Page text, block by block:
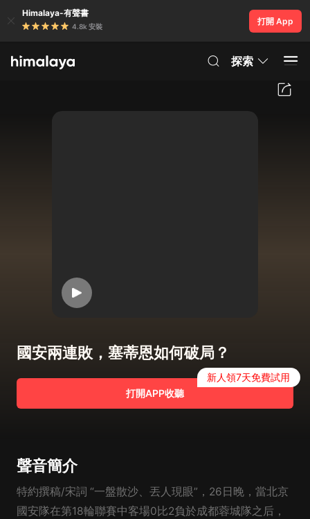
Himalaya-有聲書
4.8k 安裝
打開 App
探索
國安兩連敗，塞蒂恩如何破局？
打開APP收聽
新人領7天免費試用
聲音簡介
特約撰稿/宋詞 “一盤散沙、丟人現眼”，26日晚，當北京
國安隊在第18輪聯賽中客場0比2負於成都蓉城隊之后，